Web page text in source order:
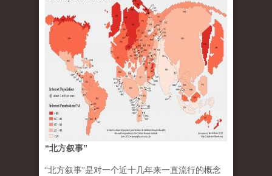
“北方叙事”
“北方叙事”是对一个近十几年来一直流行的概念